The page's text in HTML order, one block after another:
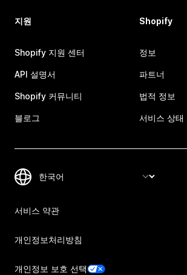
지원
Shopify 지원 센터
API 설명서
Shopify 커뮤니티
블로그
Shopify
정보
파트너
법적 정보
서비스 상태
서비스 약관
개인정보처리방침
개인정보 보호 선택